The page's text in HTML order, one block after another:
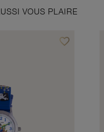
VOUS PLAIRE
favorite_borderAjouter à vos